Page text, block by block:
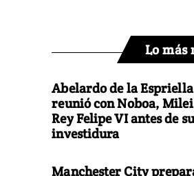
Lo más
Abelardo de la Espriella
reunió con Noboa,
Rey Felipe VI antes de su
investidura
Manchester City